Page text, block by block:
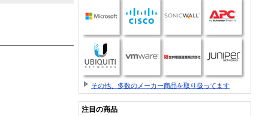
その他、多数のメーカー商品を取り扱ってます
注目の商品